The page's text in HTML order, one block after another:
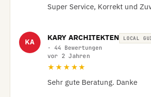
Super Service, Korrekt und
KA
KARY ARCHITEKTEN LOCAL
· 44 Bewertungen
vor 2 Jahren
★★★★★
Sehr gute Beratung. Danke